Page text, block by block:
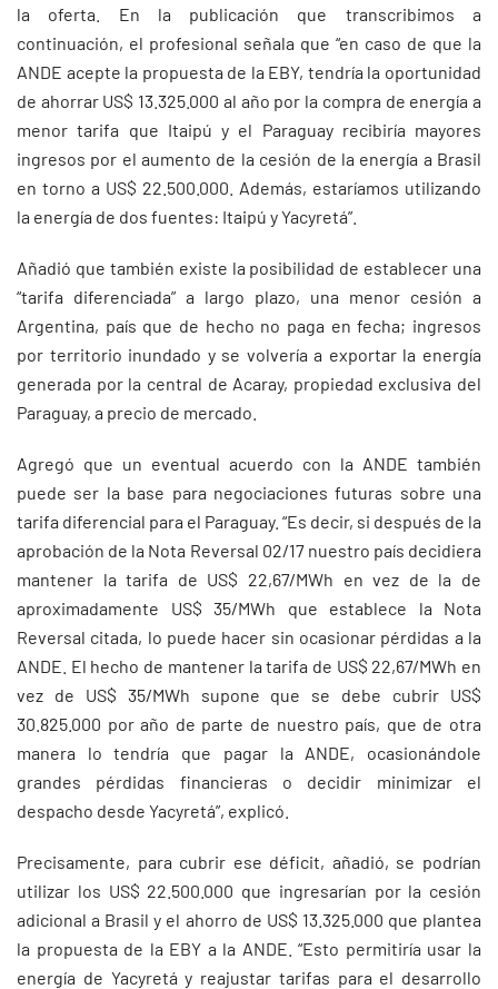
la oferta. En la publicación que transcribimos a
continuación, el profesional señala que “en caso de que la
ANDE acepte la propuesta de la EBY, tendría la oportunidad
de ahorrar US$ 13.325.000 al año por la compra de energía a
menor tarifa que Itaipú y el Paraguay recibiría mayores
ingresos por el aumento de la cesión de la energía a Brasil
en torno a US$ 22.500.000. Además, estaríamos utilizando
la energía de dos fuentes: Itaipú y Yacyretá”.
Añadió que también existe la posibilidad de establecer una
“tarifa diferenciada” a largo plazo, una menor cesión a
Argentina, país que de hecho no paga en fecha; ingresos
por territorio inundado y se volvería a exportar la energía
generada por la central de Acaray, propiedad exclusiva del
Paraguay, a precio de mercado.
Agregó que un eventual acuerdo con la ANDE también
puede ser la base para negociaciones futuras sobre una
tarifa diferencial para el Paraguay. “Es decir, si después de la
aprobación de la Nota Reversal 02/17 nuestro país decidiera
mantener la tarifa de US$ 22,67/MWh en vez de la de
aproximadamente US$ 35/MWh que establece la Nota
Reversal citada, lo puede hacer sin ocasionar pérdidas a la
ANDE. El hecho de mantener la tarifa de US$ 22,67/MWh en
vez de US$ 35/MWh supone que se debe cubrir US$
30.825.000 por año de parte de nuestro país, que de otra
manera lo tendría que pagar la ANDE, ocasionándole
grandes pérdidas financieras o decidir minimizar el
despacho desde Yacyretá”, explicó.
Precisamente, para cubrir ese déficit, añadió, se podrían
utilizar los US$ 22.500.000 que ingresarían por la cesión
adicional a Brasil y el ahorro de US$ 13.325.000 que plantea
la propuesta de la EBY a la ANDE. “Esto permitiría usar la
energía de Yacyretá y reajustar tarifas para el desarrollo